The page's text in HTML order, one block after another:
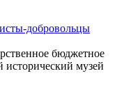
добровольцы
бюджетное
исторический музей